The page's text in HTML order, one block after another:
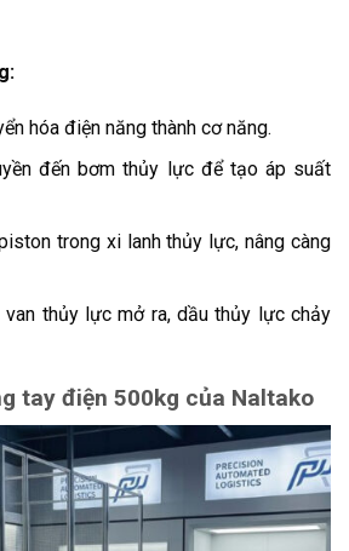
hóa điện năng thành cơ năng.
đến bơm thủy lực để tạo áp suất
trong xi lanh thủy lực, nâng càng
van thủy lực mở ra, dầu thủy lực chảy
tay điện 500kg của Naltako